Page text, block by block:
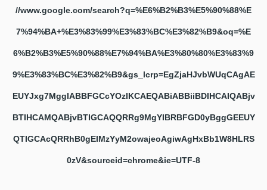
//www.google.com/search?q=%E6%B2%B3%E5%90%88%E
7%94%BA+%E3%83%99%E3%83%BC%E3%82%B9&oq=%E
6%B2%B3%E5%90%88%E7%94%BA%E3%80%80%E3%83%9
9%E3%83%BC%E3%82%B9&gs_lcrp=EgZjaHJvbWUqCAgAE
EUYJxg7MggIABBFGCcYOzIKCAEQABiABBiiBDIHCAIQABjv
BTIHCAMQABjvBTIGCAQQRRg9MgYIBRBFGD0yBggGEEUY
QTIGCAcQRRhB0gEIMzYyM2owajeoAgiwAgHxBb1W8HLRS
0zV&sourceid=chrome&ie=UTF-8